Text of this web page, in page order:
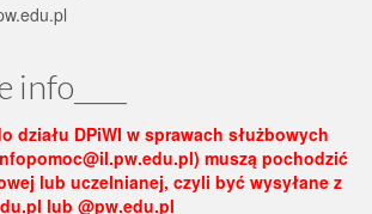
info____
działu DPiWI w sprawach służbowych
muszą pochodzić
lub uczelnianej, czyli być wysyłane z
lub @pw.edu.pl